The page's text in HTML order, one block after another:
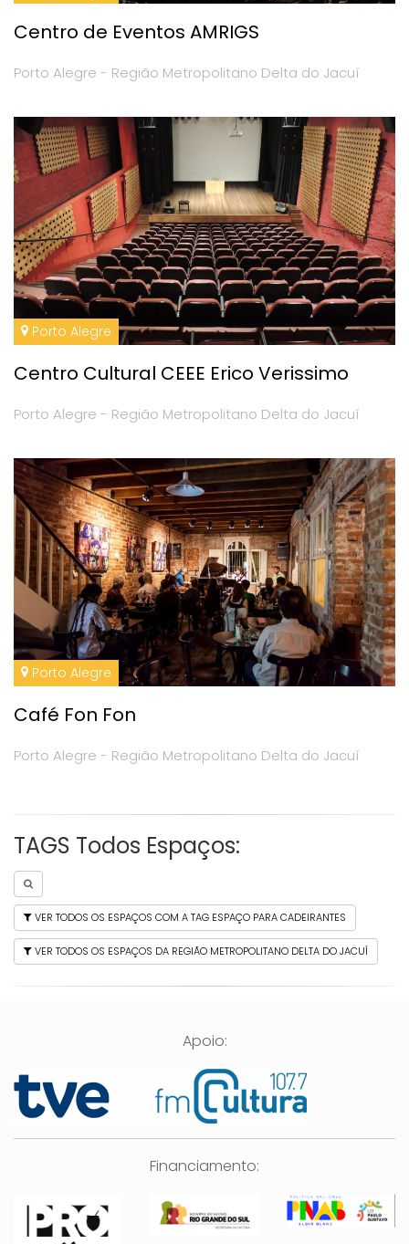
Centro de Eventos AMRIGS
Porto Alegre - Região Metropolitano Delta do Jacuí
Porto Alegre
Centro Cultural CEEE Erico Verissimo
Porto Alegre - Região Metropolitano Delta do Jacuí
Porto Alegre
Café Fon Fon
Porto Alegre - Região Metropolitano Delta do Jacuí
TAGS Todos Espaços:
VER TODOS OS ESPAÇOS COM A TAG ESPAÇO PARA CADEIRANTES
VER TODOS OS ESPAÇOS DA REGIÃO METROPOLITANO DELTA DO JACUÍ
Apoio:
Financiamento: